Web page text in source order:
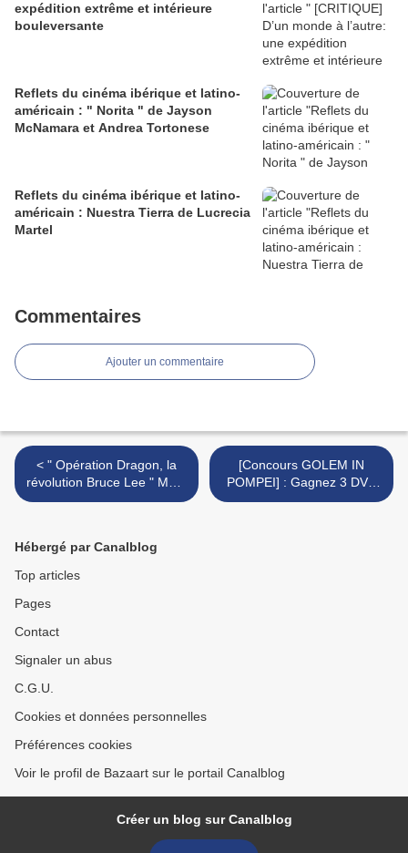
expédition extrême et intérieure
bouleversante
Reflets du cinéma ibérique et latino-
américain : " Norita " de Jayson
McNamara et Andrea Tortonese
Reflets du cinéma ibérique et latino-
américain : Nuestra Tierra de Lucrecia
Martel
Commentaires
Ajouter un commentaire
< " Opération Dragon, la
révolution Bruce Lee " Marc
Ball
[Concours GOLEM IN
POMPEI] : Gagnez 3 DVD
du nouveau film de Amos
Hébergé par Canalblog
Top articles
Pages
Contact
Signaler un abus
C.G.U.
Cookies et données personnelles
Préférences cookies
Voir le profil de Bazaart sur le portail Canalblog
Créer un blog sur Canalblog